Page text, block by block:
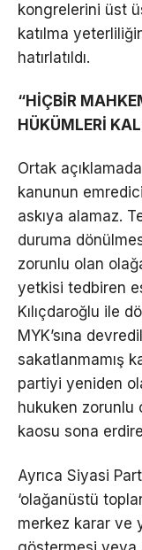
kongrelerini üst
katılma
hatırlatıldı.
“HİÇBİR
HÜKÜMLERİ
Ortak
kanunun
askıya alamaz.
duruma
zorunlu olan
yetkisi tedbiren
Kılıçdaroğlu ile
MYK’sına
sakatlanmamış
partiyi yeniden
hukuken zorunlu
kaosu sona
Ayrıca Siyasi
‘olağanüstü
merkez karar ve